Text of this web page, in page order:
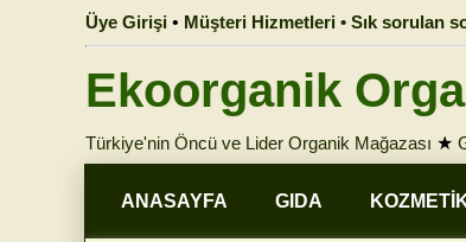
Üye Girişi • Müşteri Hizmetleri • Sık sorulan
Ekoorganik
Türkiye'nin Öncü ve Lider Organik Mağazası ★
ANASAYFA GIDA